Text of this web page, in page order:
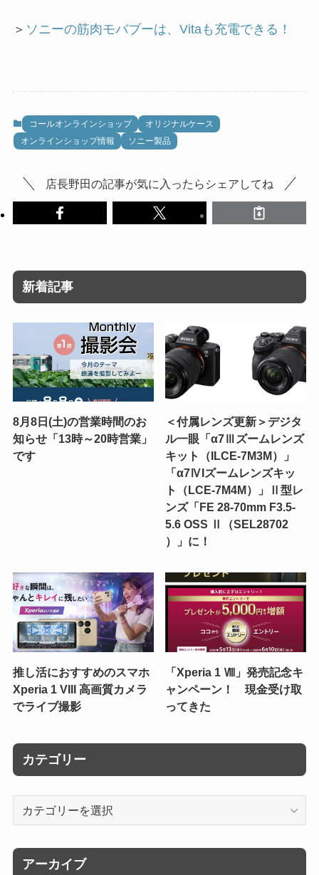
＞ ソニーの筋肉モバブーは、Vitaも充電できる！
コールオンラインショップ
オリジナルケース
オンラインショップ情報
ソニー製品
店長野田の記事が気に入ったらシェアしてね
新着記事
8月8日(土)の営業時間のお
知らせ「13時～20時営業」
です
＜付属レンズ更新＞デジタ
ル一眼「α7Ⅲズームレンズ
キット（ILCE-7M3M）」
「α7ⅣIズームレンズキッ
ト（LCE-7M4M）」Ⅱ型レ
ンズ「FE 28-70mm F3.5-
5.6 OSS Ⅱ（SEL28702
）」に！
推し活におすすめのスマホ
Xperia 1 VIII 高画質カメラ
でライブ撮影
「Xperia 1 Ⅷ」発売記念キ
ャンペーン！ 現金受け取
ってきた
カテゴリー
リ
アーカイブ